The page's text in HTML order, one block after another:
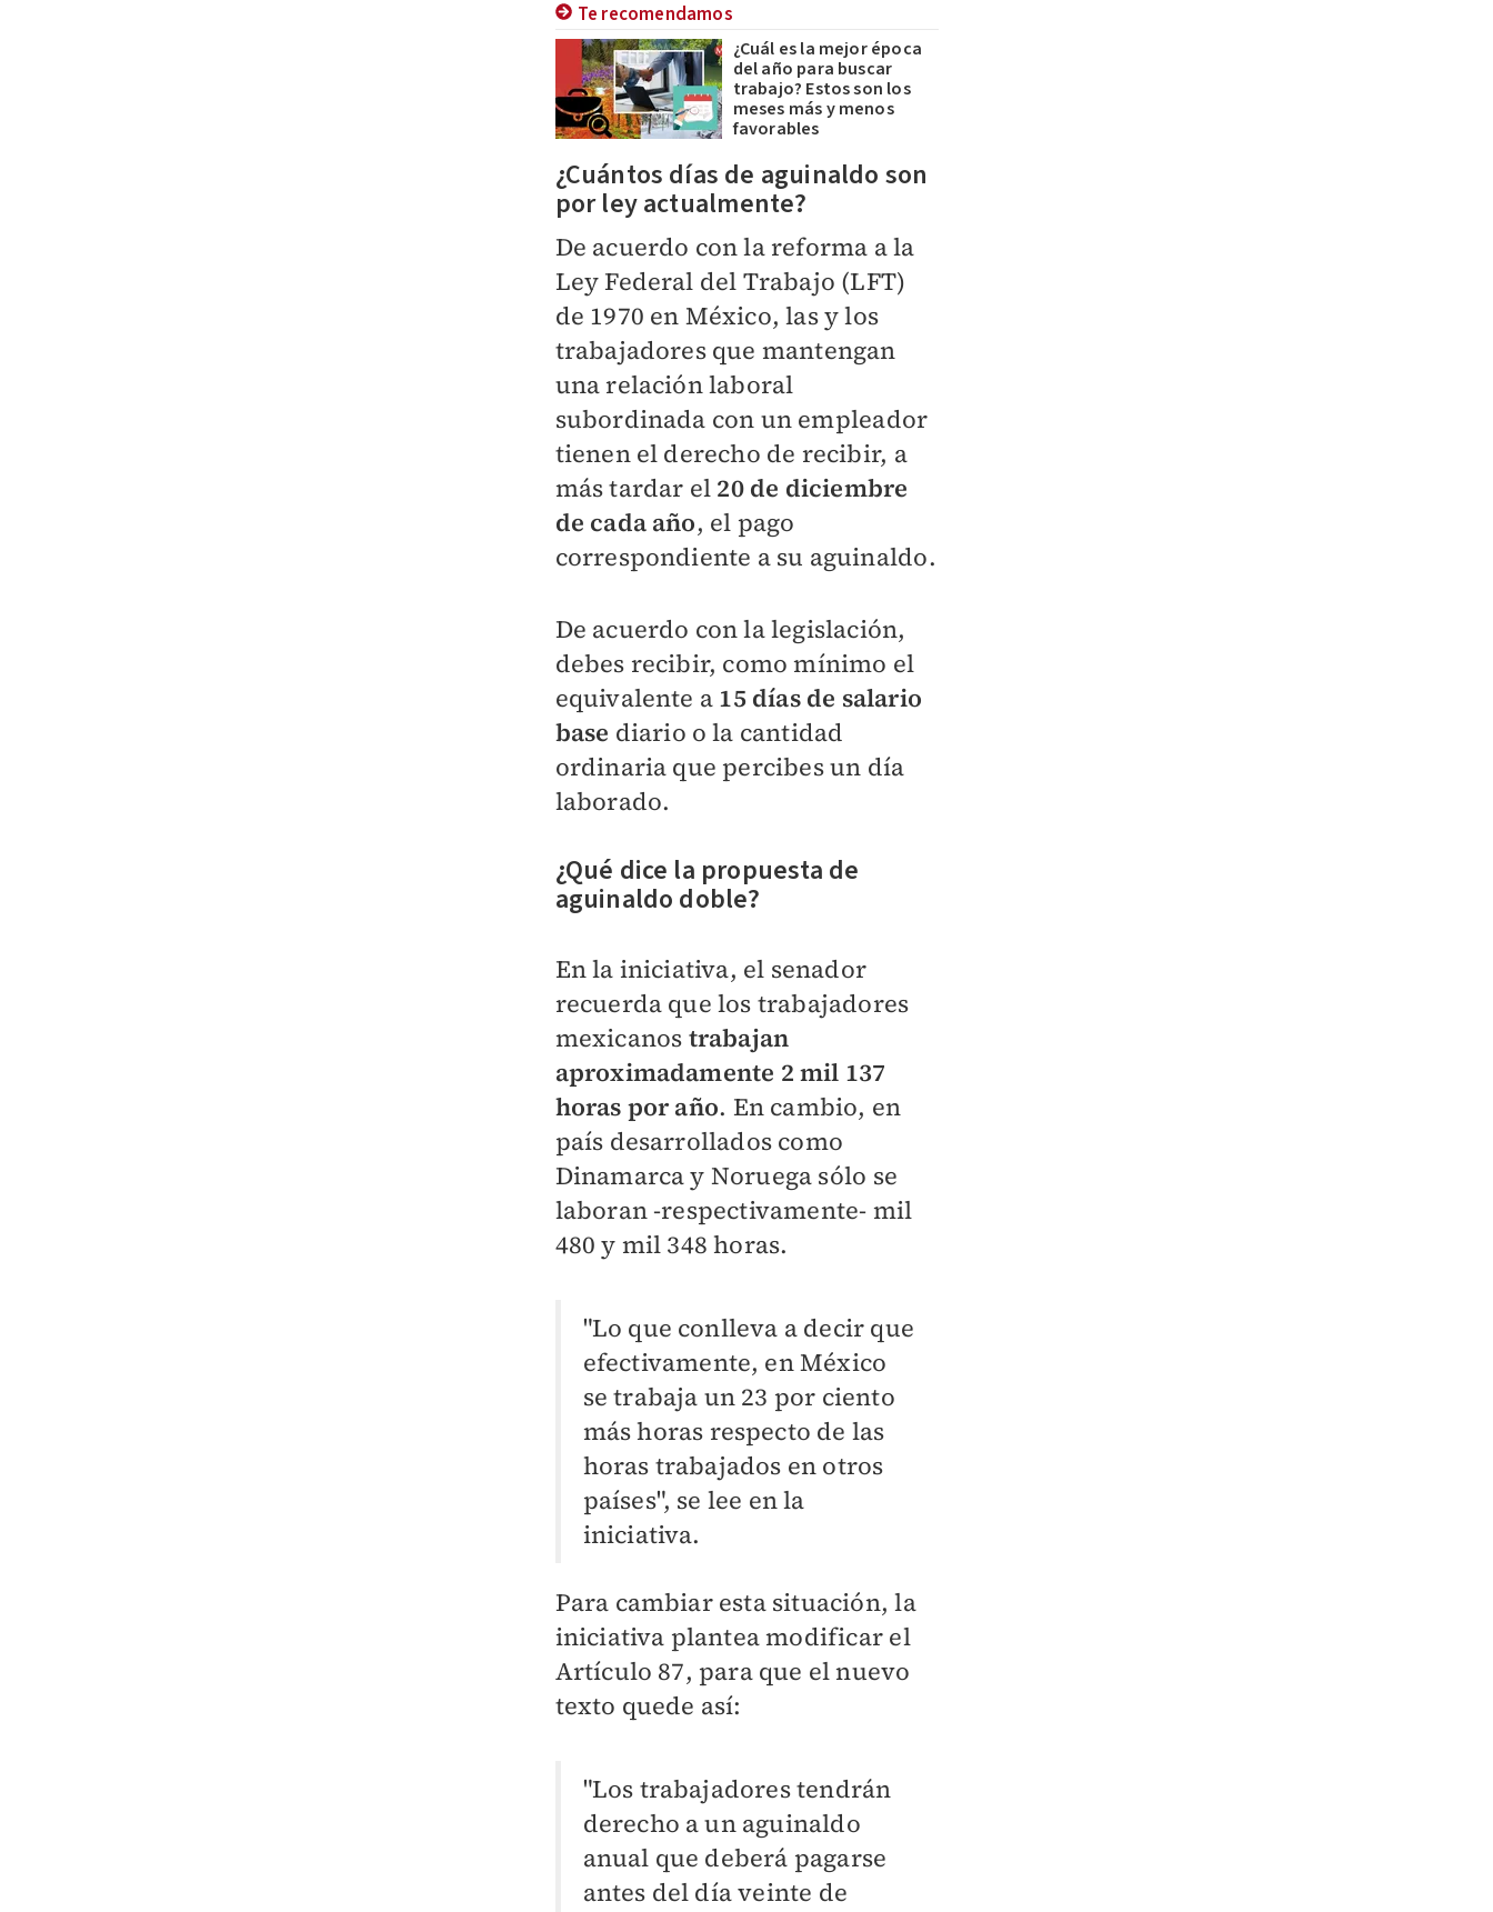
Te recomendamos
¿Cuál es la mejor época
del año para buscar
trabajo? Estos son los
meses más y menos
favorables
¿Cuántos días de aguinaldo son
por ley actualmente?
De acuerdo con la reforma a la
Ley Federal del Trabajo (LFT)
de 1970 en México, las y los
trabajadores que mantengan
una relación laboral
subordinada con un empleador
tienen el derecho de recibir, a
más tardar el 20 de diciembre
de cada año, el pago
correspondiente a su aguinaldo.
De acuerdo con la legislación,
debes recibir, como mínimo el
equivalente a 15 días de salario
base diario o la cantidad
ordinaria que percibes un día
laborado.
¿Qué dice la propuesta de
aguinaldo doble?
En la iniciativa, el senador
recuerda que los trabajadores
mexicanos trabajan
aproximadamente 2 mil 137
horas por año. En cambio, en
país desarrollados como
Dinamarca y Noruega sólo se
laboran -respectivamente- mil
480 y mil 348 horas.
"Lo que conlleva a decir que
efectivamente, en México
se trabaja un 23 por ciento
más horas respecto de las
horas trabajados en otros
países", se lee en la
iniciativa.
Para cambiar esta situación, la
iniciativa plantea modificar el
Artículo 87, para que el nuevo
texto quede así:
"Los trabajadores tendrán
derecho a un aguinaldo
anual que deberá pagarse
antes del día veinte de